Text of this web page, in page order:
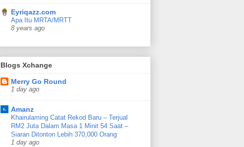
Eyriqazz.com
Apa Itu MRTA/MRTT
8 years ago
Blogs Xchange
Merry Go Round
1 day ago
Amanz
Khairulaming Catat Rekod Baru – Terjual
RM2 Juta Dalam Masa 1 Minit 54 Saat –
Siaran Ditonton Lebih 370,000 Orang
1 day ago